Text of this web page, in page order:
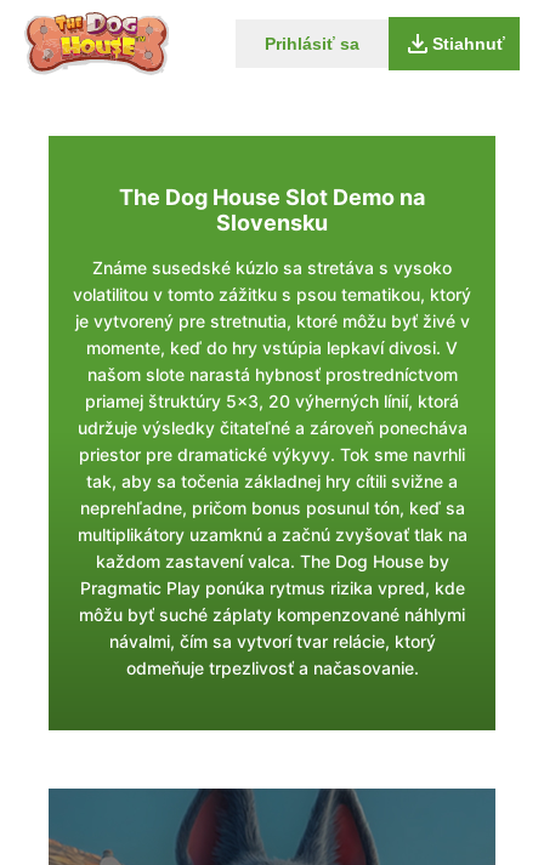
Prihlásiť sa Stiahnuť
The Dog House Slot Demo na
Slovensku
Známe susedské kúzlo sa stretáva s vysoko
volatilitou v tomto zážitku s psou tematikou, ktorý
je vytvorený pre stretnutia, ktoré môžu byť živé v
momente, keď do hry vstúpia lepkaví divosi. V
našom slote narastá hybnosť prostredníctvom
priamej štruktúry 5x3, 20 výherných línií, ktorá
udržuje výsledky čitateľné a zároveň ponecháva
priestor pre dramatické výkyvy. Tok sme navrhli
tak, aby sa točenia základnej hry cítili svižne a
neprehľadne, pričom bonus posunul tón, keď sa
multiplikátory uzamknú a začnú zvyšovať tlak na
každom zastavení valca. The Dog House by
Pragmatic Play ponúka rytmus rizika vpred, kde
môžu byť suché záplaty kompenzované náhlymi
návalmi, čím sa vytvorí tvar relácie, ktorý
odmeňuje trpezlivosť a načasovanie.